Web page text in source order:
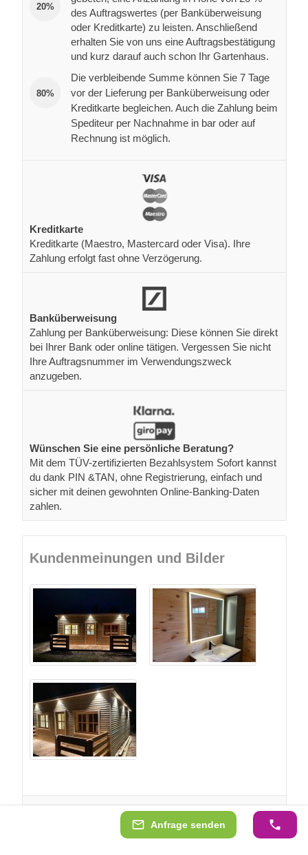
20%
des Auftragswertes (per Banküberweisung
oder Kreditkarte) zu leisten. Anschließend
erhalten Sie von uns eine Auftragsbestätigung
und kurz darauf auch schon Ihr Gartenhaus.
80%
Die verbleibende Summe können Sie 7 Tage
vor der Lieferung per Banküberweisung oder
Kreditkarte begleichen. Auch die Zahlung beim
Spediteur per Nachnahme in bar oder auf
Rechnung ist möglich.
Kreditkarte
Kreditkarte (Maestro, Mastercard oder Visa). Ihre
Zahlung erfolgt fast ohne Verzögerung.
Banküberweisung
Zahlung per Banküberweisung: Diese können Sie direkt
bei Ihrer Bank oder online tätigen. Vergessen Sie nicht
Ihre Auftragsnummer im Verwendungszweck
anzugeben.
Wünschen Sie eine persönliche Beratung?
Mit dem TÜV-zertifizierten Bezahlsystem Sofort kannst
du dank PIN &TAN, ohne Registrierung, einfach und
sicher mit deinen gewohnten Online-Banking-Daten
zahlen.
Kundenmeinungen und Bilder
weitere Trustpilot Bewertungen
Anfrage senden